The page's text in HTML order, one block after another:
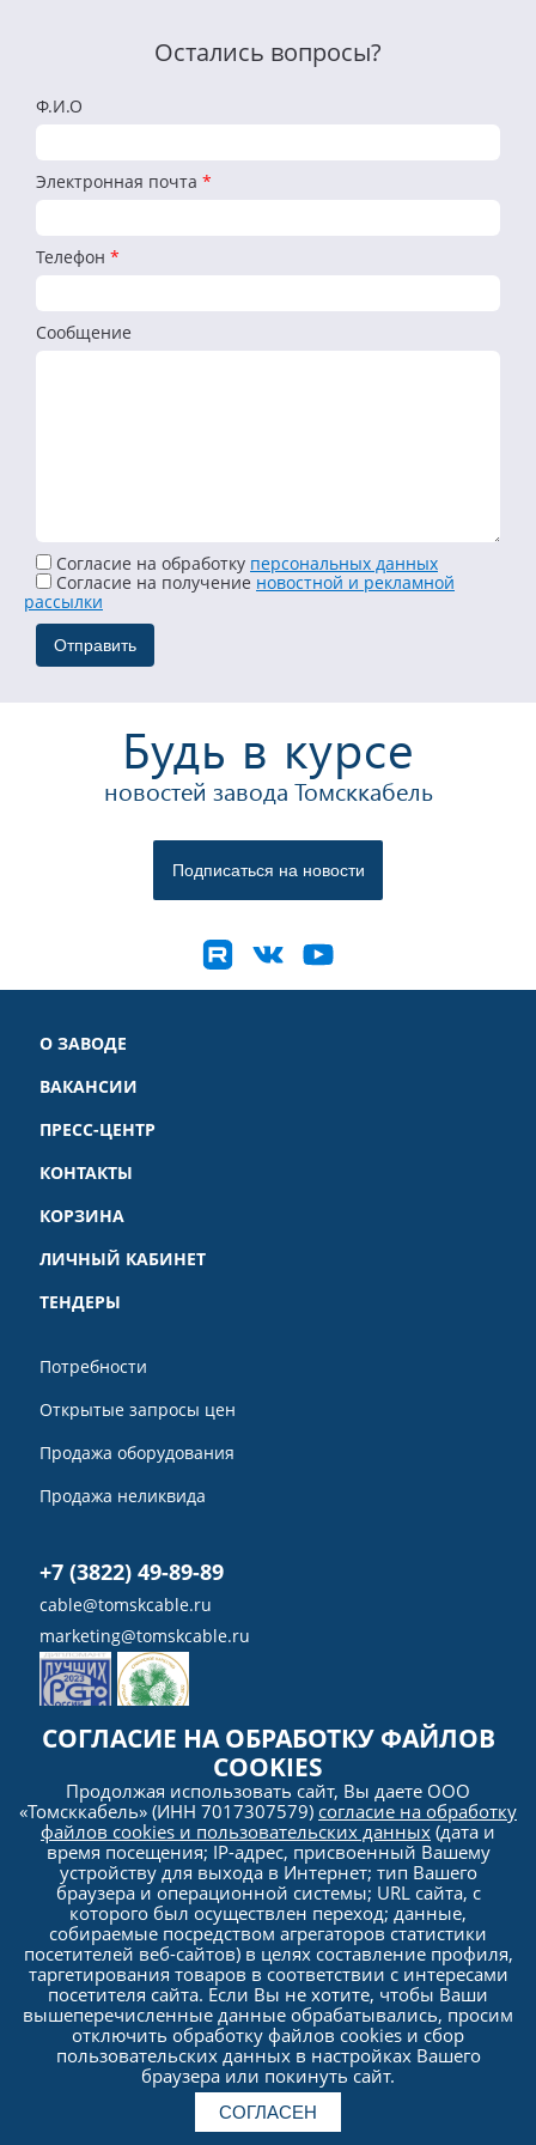
Остались вопросы?
Ф.И.О
Электронная почта *
Телефон *
Сообщение
Согласие на обработку персональных данных
Cогласие на получение новостной и рекламной
рассылки
Будь в курсе
новостей завода Томсккабель
О ЗАВОДЕ
ВАКАНСИИ
ПРЕСС-ЦЕНТР
КОНТАКТЫ
КОРЗИНА
ЛИЧНЫЙ КАБИНЕТ
ТЕНДЕРЫ
Потребности
Открытые запросы цен
Продажа оборудования
Продажа неликвида
+7 (3822) 49-89-89
cable@tomskcable.ru
marketing@tomskcable.ru
Ru Eng
Политика
конфиденциальности
© 2005–2026 ООО «Томсккабель». Все права защищены. Любое использование материалов и
информации с сайта (копирование, распространение, в т.ч. на другие сайты и интернет-
обработки и защиты персональных данных ООО «Томсккабель».
СОГЛАСИЕ НА ОБРАБОТКУ ФАЙЛОВ
COOKIES
Продолжая использовать сайт, Вы даете ООО
«Томсккабель» (ИНН 7017307579) согласие на обработку
файлов cookies и пользовательских данных (дата и
время посещения; IP-адрес, присвоенный Вашему
устройству для выхода в Интернет; тип Вашего
браузера и операционной системы; URL сайта, с
которого был осуществлен переход; данные,
собираемые посредством агрегаторов статистики
посетителей веб-сайтов) в целях составление профиля,
таргетирования товаров в соответствии с интересами
посетителя сайта. Если Вы не хотите, чтобы Ваши
вышеперечисленные данные обрабатывались, просим
отключить обработку файлов cookies и сбор
пользовательских данных в настройках Вашего
браузера или покинуть сайт.
СОГЛАСЕНБыстро с 1С-Битрикс